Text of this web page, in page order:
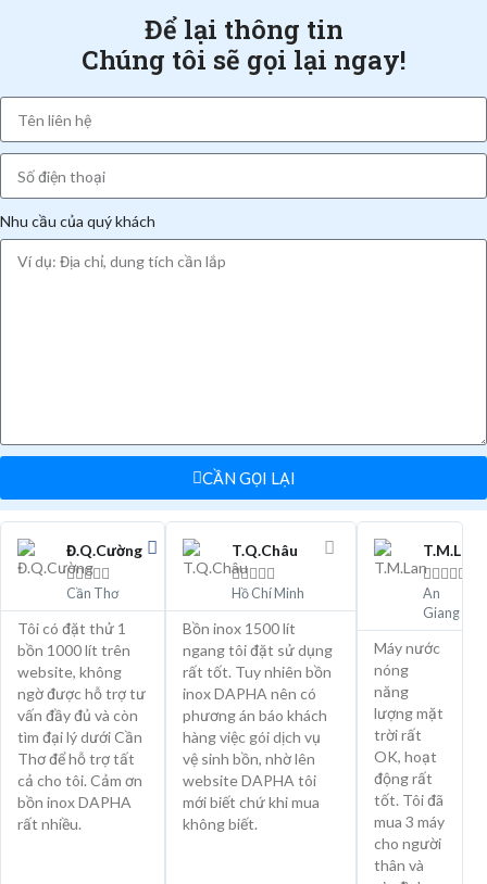
Để lại thông tin
Chúng tôi sẽ gọi lại ngay!
Nhu cầu của quý khách
CẦN GỌI LẠI
Đ.Q.Cường

Cần Thơ
Tôi có đặt thử 1
bồn 1000 lít trên
website, không
ngờ được hỗ trợ tư
vấn đầy đủ và còn
tìm đại lý dưới Cần
Thơ để hỗ trợ tất
cả cho tôi. Cảm ơn
bồn inox DAPHA
rất nhiều.
T.Q.Châu

Hồ Chí Minh
Bồn inox 1500 lít
ngang tôi đặt sử dụng
rất tốt. Tuy nhiên bồn
inox DAPHA nên có
phương án báo khách
hàng việc gói dịch vụ
vệ sinh bồn, nhờ lên
website DAPHA tôi
mới biết chứ khi mua
không biết.
T.M.Lan

An
Giang
Máy nước
nóng
năng
lượng mặt
trời rất
OK, hoạt
động rất
tốt. Tôi đã
mua 3 máy
cho người
thân và